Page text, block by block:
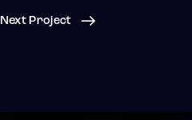
Next Project